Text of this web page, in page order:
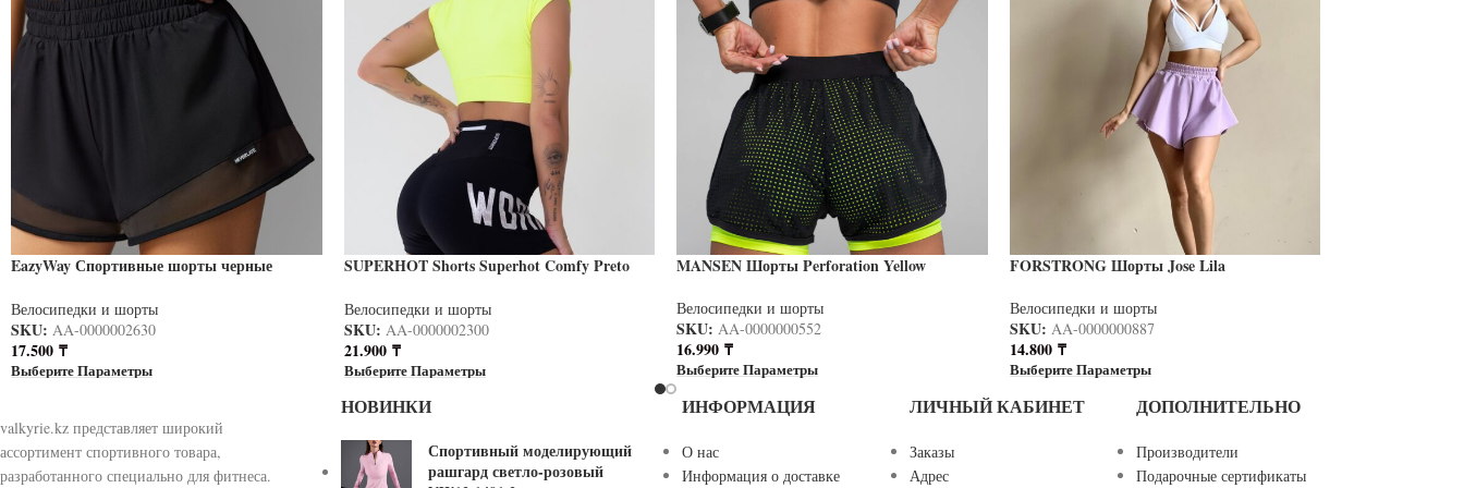
EazyWay Спортивные шорты черные
Велосипедки и шорты
SKU: AA-0000002630
17.500 ₸
Выберите Параметры
SUPERHOT Shorts Superhot Comfy Preto
Велосипедки и шорты
SKU: AA-0000002300
21.900 ₸
Выберите Параметры
MANSEN Шорты Perforation Yellow
Велосипедки и шорты
SKU: AA-0000000552
16.990 ₸
Выберите Параметры
FORSTRONG Шорты Jose Lila
Велосипедки и шорты
SKU: AA-0000000887
14.800 ₸
Выберите Параметры
valkyrie.kz представляет широкий
ассортимент спортивного товара,
разработанного специально для фитнеса.
НОВИНКИ
Спортивный моделирующий
рашгард светло-розовый
ИНФОРМАЦИЯ
О нас
Информация о доставке
ЛИЧНЫЙ КАБИНЕТ
Заказы
Адрес
ДОПОЛНИТЕЛЬНО
Производители
Подарочные сертификаты